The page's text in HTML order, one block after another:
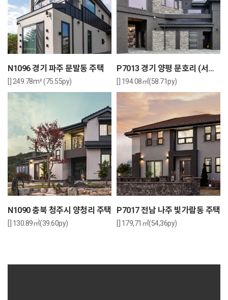
N1096 경기 파주 문발동 주택
[] 249.78m² (75.55py)
P7013 경기 양평 문호리 (서종면) 주택
[] 194.08㎡(58.71py)
N1090 충북 청주시 양청리 주택
[] 130.89㎡(39.60py)
P7017 전남 나주 빛가람동 주택
[] 179,71㎡(54,36py)